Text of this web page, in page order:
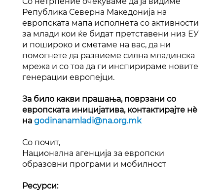
Република Северна Македонија на
европската мапа исполнета со активности
за млади кои ќе бидат претставени низ ЕУ
и пошироко и сметамe на вас, да ни
помогнете да развиеме силна младинска
мрежа и со тоа да ги инспирираме новите
генерации европејци.
За било какви прашања, поврзани со
европската иницијатива, контактирајте нè
на godinanamladi@na.org.mk
Со почит,
Национална агенција за европски
образовни програми и мобилност
Ресурси: